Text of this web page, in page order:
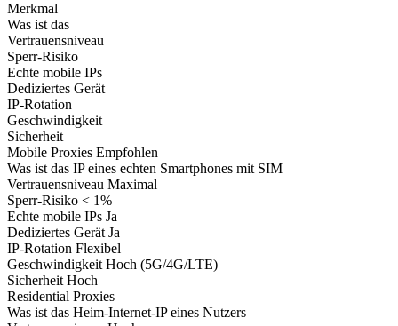
Merkmal
Was ist das
Vertrauensniveau
Sperr-Risiko
Echte mobile IPs
Dediziertes Gerät
IP-Rotation
Geschwindigkeit
Sicherheit
Mobile Proxies Empfohlen
Was ist das IP eines echten Smartphones mit SIM
Vertrauensniveau Maximal
Sperr-Risiko < 1%
Echte mobile IPs Ja
Dediziertes GerätJa
IP-Rotation Flexibel
GeschwindigkeitHoch (5G/4G/LTE)
SicherheitHoch
Residential Proxies
Was ist das Heim-Internet-IP eines Nutzers